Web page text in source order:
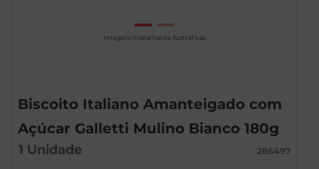
Imagens meramente ilustrativas
Biscoito Italiano Amanteigado com
Açúcar Galletti Mulino Bianco 180g
1 Unidade 286497